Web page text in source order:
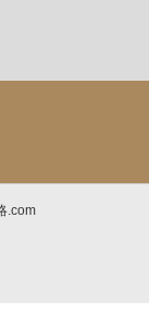
.com